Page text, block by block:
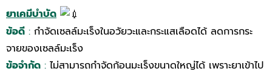
ยาเคมีบำบัด
ข้อดี : กำจัดเซลล์มะเร็งในอวัยวะและกระแสเลือดได้ ลดการกระ
จายของเซลล์มะเร็ง
ข้อจำกัด : ไม่สามารถกำจัดก้อนมะเร็งขนาดใหญ่ได้ เพราะยาเข้าไป